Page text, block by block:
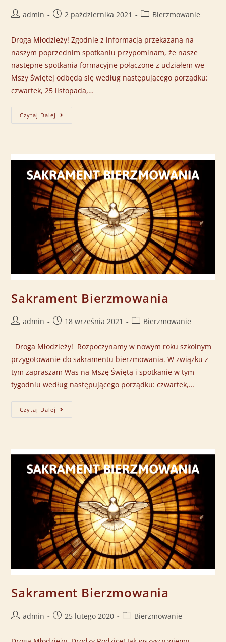
admin 2 października 2021 Bierzmowanie
Droga Młodzieży! Zgodnie z informacją przekazaną na
naszym poprzednim spotkaniu przypominam, że nasze
następne spotkania formacyjne połączone z udziałem we
Mszy Świętej odbędą się według następującego porządku:
czwartek, 25 listopada,…
Czytaj Dalej
Sakrament Bierzmowania
admin 18 września 2021 Bierzmowanie
Droga Młodzieży! Rozpoczynamy w nowym roku szkolnym
przygotowanie do sakramentu bierzmowania. W związku z
tym zapraszam Was na Mszę Świętą i spotkanie w tym
tygodniu według następującego porządku: czwartek,…
Czytaj Dalej
Sakrament Bierzmowania
admin 25 lutego 2020 Bierzmowanie